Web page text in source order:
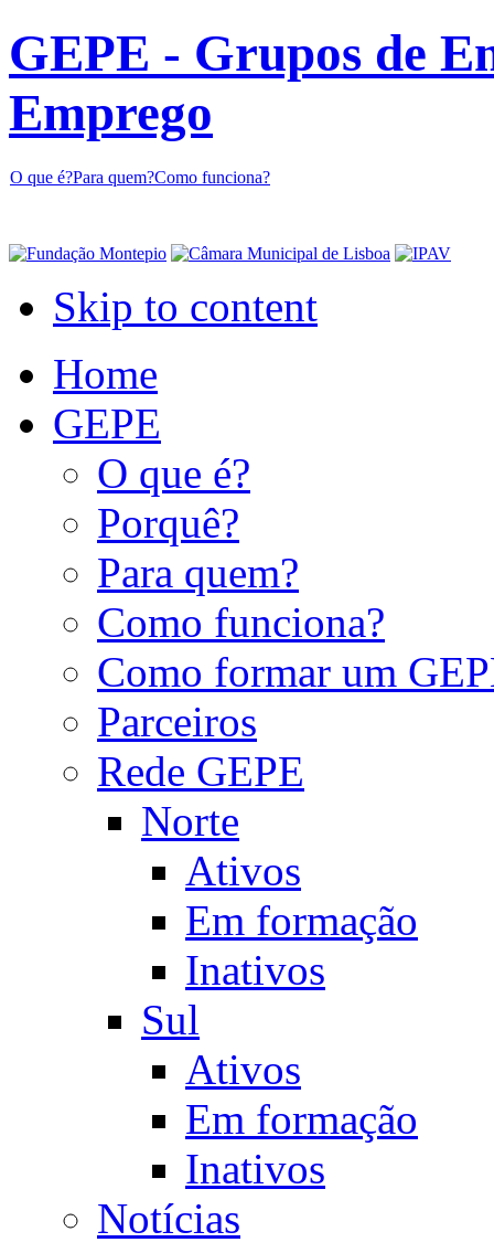
GEPE - Grupos de
Emprego
O que é?Para quem?Como funciona?
Skip to content
Home
GEPE
O que é?
Porquê?
Para quem?
Como funciona?
Como formar um
Parceiros
Rede GEPE
Norte
Ativos
Em formação
Inativos
Sul
Ativos
Em formação
Inativos
Notícias